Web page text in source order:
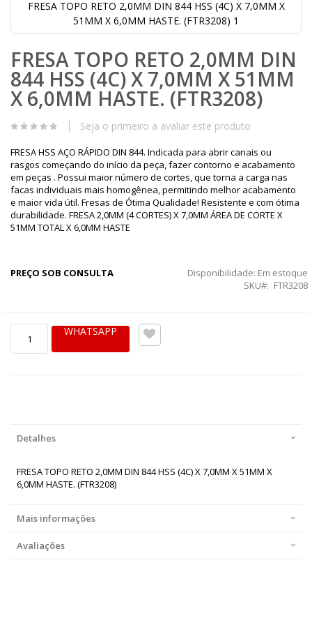
FRESA TOPO RETO 2,0MM DIN 844 HSS (4C) X 7,0MM X
51MM X 6,0MM HASTE. (FTR3208) 1
para
o
início
da
Galeria
imagens
FRESA TOPO RETO 2,0MM DIN
844 HSS (4C) X 7,0MM X 51MM
X 6,0MM HASTE. (FTR3208)
Seja o primeiro a avaliar este produto
FRESA HSS AÇO RÁPIDO DIN 844. Indicada para abrir canais ou
rasgos começando do início da peça, fazer contorno e acabamento
em peças . Possui maior número de cortes, que torna a carga nas
facas individuais mais homogênea, permitindo melhor acabamento
e maior vida útil. Fresas de Ótima Qualidade! Resistente e com ótima
durabilidade. FRESA 2,0MM (4 CORTES) X 7,0MM ÁREA DE CORTE X
51MM TOTAL X 6,0MM HASTE
PREÇO SOB CONSULTA Disponibilidade: Em estoque
SKU
FTR3208
WHATSAPP
Detalhes
FRESA TOPO RETO 2,0MM DIN 844 HSS (4C) X 7,0MM X 51MM X
6,0MM HASTE. (FTR3208)
Mais informações
Avaliações